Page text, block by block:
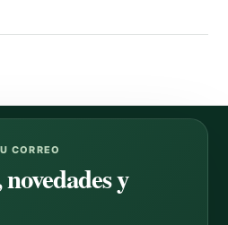
CORREO
y